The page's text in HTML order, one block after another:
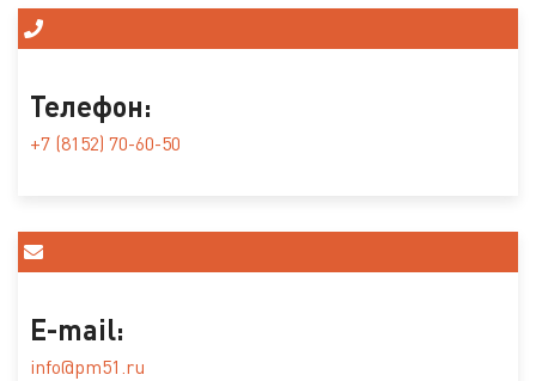
Телефон:
+7 (8152) 70-60-50
E-mail:
info@pm51.ru